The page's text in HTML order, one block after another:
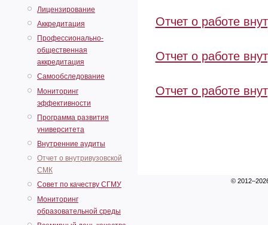
Лицензирование
Аккредитация
Профессионально-
общественная
аккредитация
Самообследование
Мониторинг
эффективности
Программа развития
университета
Внутренние аудиты
Отчет о внутривузовской
СМК
Совет по качеству СГМУ
Мониторинг
образовательной среды
Отчет о работе
Отчет о работе
Отчет о работе
©